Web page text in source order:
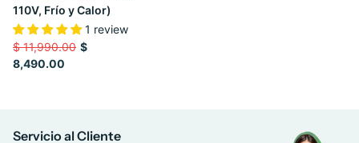
110V, Frío y Calor)
1 review
$ 11,990.00 $
8,490.00
Servicio al Cliente